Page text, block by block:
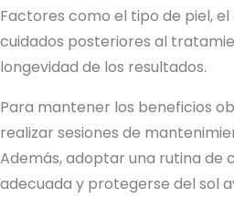
Factores como el tipo de piel, el
cuidados posteriores al
longevidad de los resultados.
Para mantener los beneficios
realizar sesiones de
Además, adoptar una rutina de
adecuada y protegerse del sol